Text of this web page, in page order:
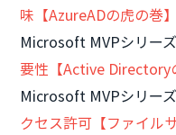
味【AzureADの虎の巻】
Microsoft MVPシリー
要性【Active Directory
Microsoft MVPシリー
クセス許可【ファイル